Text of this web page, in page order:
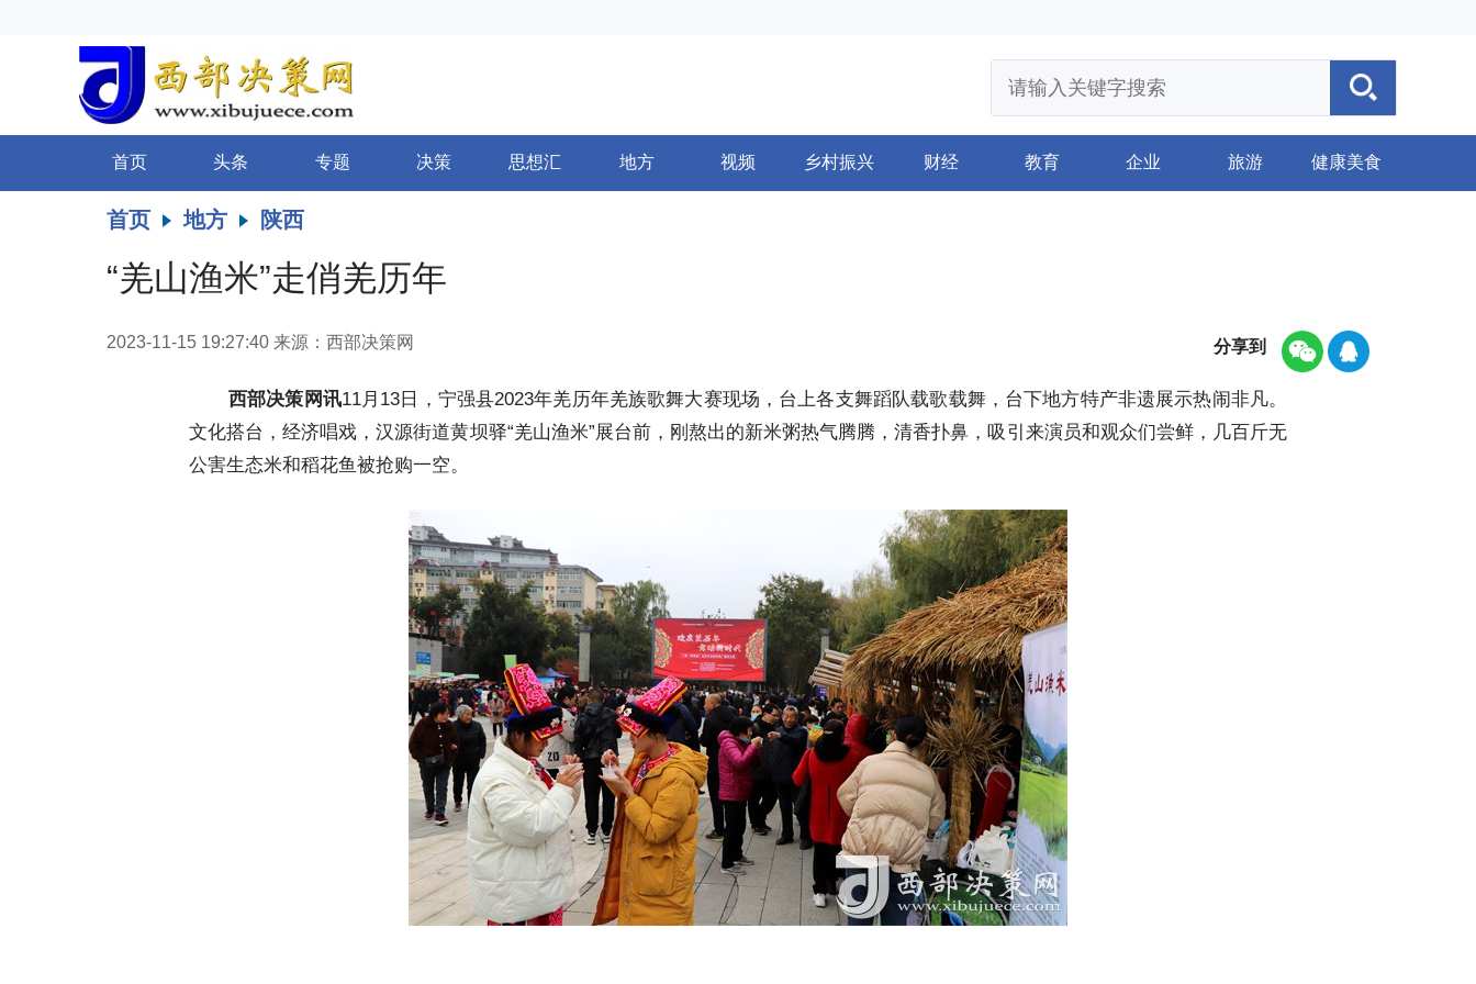
首页 头条 专题 决策 思想汇 地方 视频 乡村振兴 财经 教育 企业 旅游 健康美食
首页 地方 陕西
“羌山渔米”走俏羌历年
2023-11-15 19:27:40 来源：西部决策网 分享到
西部决策网讯11月13日，宁强县2023年羌历年羌族歌舞大赛现场，台上各支舞蹈队载歌载舞，台下地方特产非遗展示热闹非凡。
文化搭台，经济唱戏，汉源街道黄坝驿“羌山渔米”展台前，刚熬出的新米粥热气腾腾，清香扑鼻，吸引来演员和观众们尝鲜，几百斤无
公害生态米和稻花鱼被抢购一空。